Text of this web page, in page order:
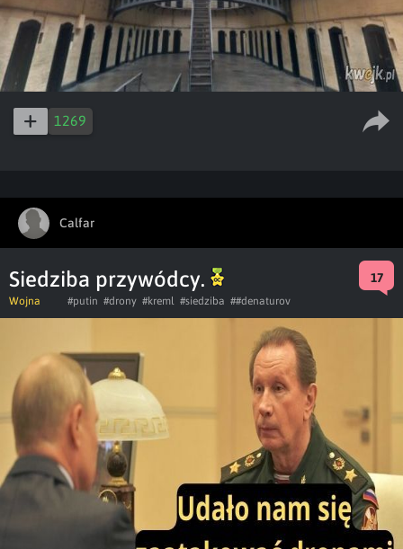
1269
Calfar
Siedziba przywódcy. 17
Wojna #putin #drony #kreml #siedziba ##denaturov